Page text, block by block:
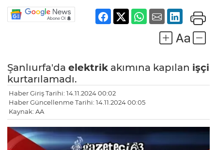
Şanlıurfa'da elektrik akımına kapılan işçi
kurtarılamadı.
Haber Giriş Tarihi: 14.11.2024 00:02
Haber Güncellenme Tarihi: 14.11.2024 00:05
Kaynak: AA